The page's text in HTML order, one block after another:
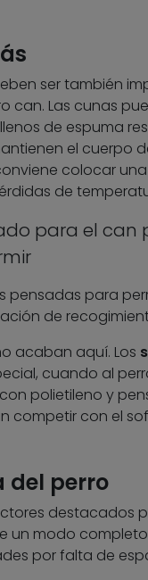
ser también
can. Las cunas
de espuma
el cuerpo
colocar
de
para el can
pensadas para
de
acaban aquí. Los
cuando al
polietileno y
competir con el
del perro
destacados
un modo
por falta de